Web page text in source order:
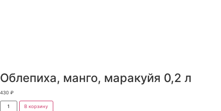
Облепиха, манго, маракуйя 0,2 л
430 ₽
В корзину